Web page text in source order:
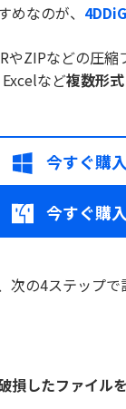
めなのが、
やZIPなどの圧
など複数形
今すぐ購入
今すぐ購入
次の4ステップ
損したファイル